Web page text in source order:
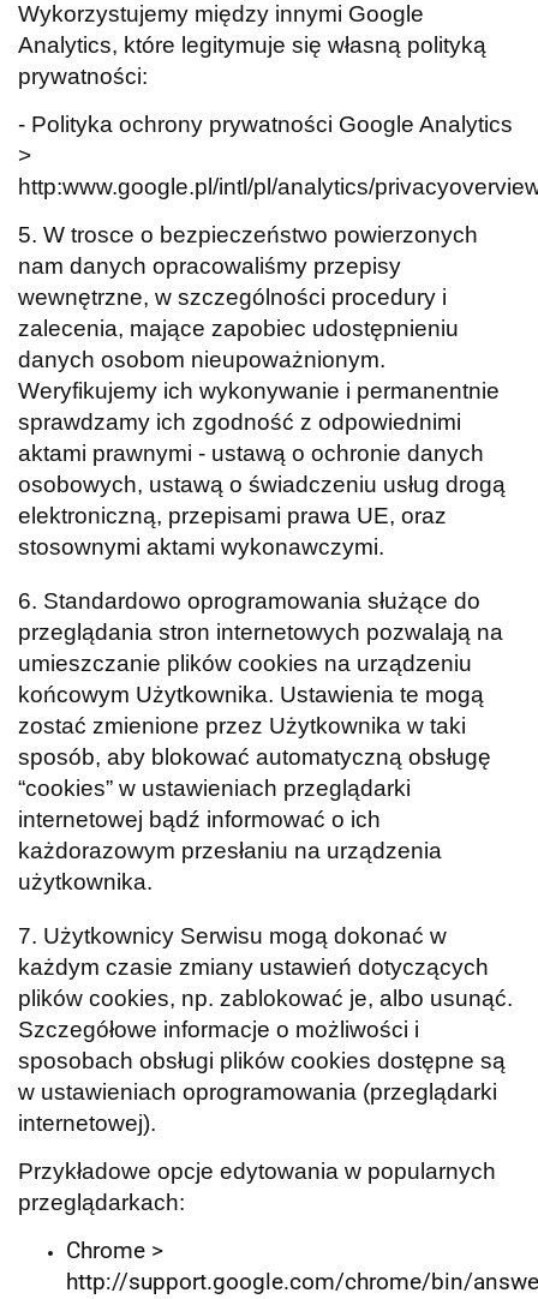
Wykorzystujemy między innymi Google
Analytics, które legitymuje się własną polityką
prywatności:
- Polityka ochrony prywatności Google Analytics
>
http:www.google.pl/intl/pl/analytics/
5. W trosce o bezpieczeństwo powierzonych
nam danych opracowaliśmy przepisy
wewnętrzne, w szczególności procedury i
zalecenia, mające zapobiec udostępnieniu
danych osobom nieupoważnionym.
Weryfikujemy ich wykonywanie i permanentnie
sprawdzamy ich zgodność z odpowiednimi
aktami prawnymi - ustawą o ochronie danych
osobowych, ustawą o świadczeniu usług drogą
elektroniczną, przepisami prawa UE, oraz
stosownymi aktami wykonawczymi.
6. Standardowo oprogramowania służące do
przeglądania stron internetowych pozwalają na
umieszczanie plików cookies na urządzeniu
końcowym Użytkownika. Ustawienia te mogą
zostać zmienione przez Użytkownika w taki
sposób, aby blokować automatyczną obsługę
“cookies” w ustawieniach przeglądarki
internetowej bądź informować o ich
każdorazowym przesłaniu na urządzenia
użytkownika.
7. Użytkownicy Serwisu mogą dokonać w
każdym czasie zmiany ustawień dotyczących
plików cookies, np. zablokować je, albo usunąć.
Szczegółowe informacje o możliwości i
sposobach obsługi plików cookies dostępne są
w ustawieniach oprogramowania (przeglądarki
internetowej).
Przykładowe opcje edytowania w popularnych
przeglądarkach:
Chrome >
http://support.google.com/chrome/bin/